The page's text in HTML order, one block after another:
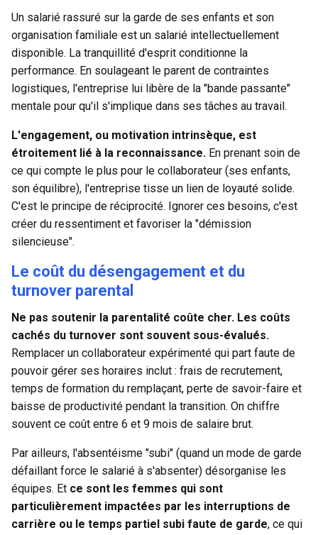
Un salarié rassuré sur la garde de ses enfants et son
organisation familiale est un salarié intellectuellement
disponible. La tranquillité d'esprit conditionne la
performance. En soulageant le parent de contraintes
logistiques, l'entreprise lui libère de la "bande passante"
mentale pour qu'il s'implique dans ses tâches au travail.
L'engagement, ou motivation intrinsèque, est
étroitement lié à la reconnaissance. En prenant soin de
ce qui compte le plus pour le collaborateur (ses enfants,
son équilibre), l'entreprise tisse un lien de loyauté solide.
C'est le principe de réciprocité. Ignorer ces besoins, c'est
créer du ressentiment et favoriser la "démission
silencieuse".
Le coût du désengagement et du
turnover parental
Ne pas soutenir la parentalité coûte cher. Les coûts
cachés du turnover sont souvent sous-évalués.
Remplacer un collaborateur expérimenté qui part faute de
pouvoir gérer ses horaires inclut : frais de recrutement,
temps de formation du remplaçant, perte de savoir-faire et
baisse de productivité pendant la transition. On chiffre
souvent ce coût entre 6 et 9 mois de salaire brut.
Par ailleurs, l'absentéisme "subi" (quand un mode de garde
défaillant force le salarié à s'absenter) désorganise les
équipes. Et ce sont les femmes qui sont
particulièrement impactées par les interruptions de
carrière ou le temps partiel subi faute de garde, ce qui